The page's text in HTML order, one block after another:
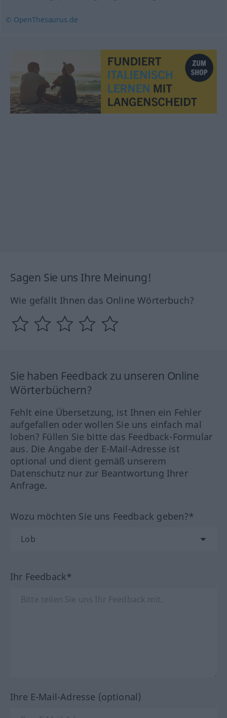
© OpenThesaurus.de
Sagen Sie uns Ihre Meinung!
Wie gefällt Ihnen das Online Wörterbuch?
Sie haben Feedback zu unseren Online
Wörterbüchern?
Fehlt eine Übersetzung, ist Ihnen ein Fehler
aufgefallen oder wollen Sie uns einfach mal
loben? Füllen Sie bitte das Feedback-Formular
aus. Die Angabe der E-Mail-Adresse ist
optional und dient gemäß unserem
Datenschutz nur zur Beantwortung Ihrer
Anfrage.
Wozu möchten Sie uns Feedback geben?*
Ihr Feedback*
Ihre E-Mail-Adresse (optional)